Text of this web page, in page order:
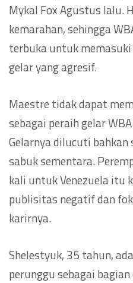
Mykal Fox Agustus lalu.
kemarahan, sehingga
terbuka untuk
gelar yang agresif.
Maestre tidak dapat
sebagai peraih gelar
Gelarnya dilucuti bahkan
sabuk sementara.
kali untuk Venezuela itu
publisitas negatif dan
karirnya.
Shelestyuk, 35 tahun,
perunggu sebagai